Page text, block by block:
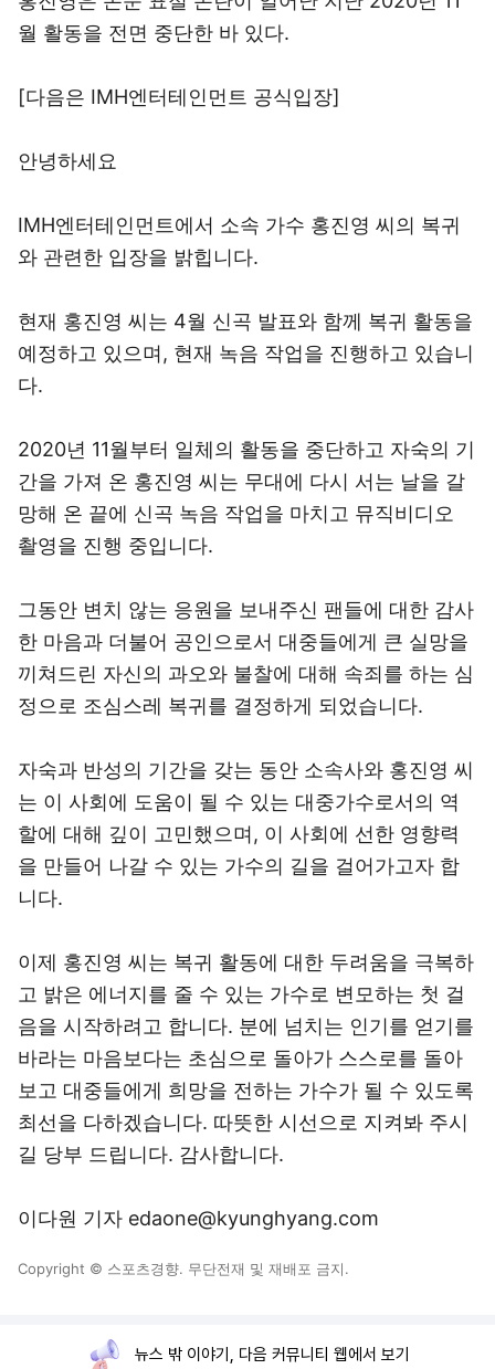
월 활동을 전면 중단한 바 있다.
[다음은 IMH엔터테인먼트 공식입장]
안녕하세요
IMH엔터테인먼트에서 소속 가수 홍진영 씨의 복귀
와 관련한 입장을 밝힙니다.
현재 홍진영 씨는 4월 신곡 발표와 함께 복귀 활동을
예정하고 있으며, 현재 녹음 작업을 진행하고 있습니
다.
2020년 11월부터 일체의 활동을 중단하고 자숙의 기
간을 가져 온 홍진영 씨는 무대에 다시 서는 날을 갈
망해 온 끝에 신곡 녹음 작업을 마치고 뮤직비디오
촬영을 진행 중입니다.
그동안 변치 않는 응원을 보내주신 팬들에 대한 감사
한 마음과 더불어 공인으로서 대중들에게 큰 실망을
끼쳐드린 자신의 과오와 불찰에 대해 속죄를 하는 심
정으로 조심스레 복귀를 결정하게 되었습니다.
자숙과 반성의 기간을 갖는 동안 소속사와 홍진영 씨
는 이 사회에 도움이 될 수 있는 대중가수로서의 역
할에 대해 깊이 고민했으며, 이 사회에 선한 영향력
을 만들어 나갈 수 있는 가수의 길을 걸어가고자 합
니다.
이제 홍진영 씨는 복귀 활동에 대한 두려움을 극복하
고 밝은 에너지를 줄 수 있는 가수로 변모하는 첫 걸
음을 시작하려고 합니다. 분에 넘치는 인기를 얻기를
바라는 마음보다는 초심으로 돌아가 스스로를 돌아
보고 대중들에게 희망을 전하는 가수가 될 수 있도록
최선을 다하겠습니다. 따뜻한 시선으로 지켜봐 주시
길 당부 드립니다. 감사합니다.
이다원 기자 edaone@kyunghyang.com
Copyright © 스포츠경향. 무단전재 및 재배포 금지.
뉴스 밖 이야기, 다음 커뮤니티 웹에서 보기